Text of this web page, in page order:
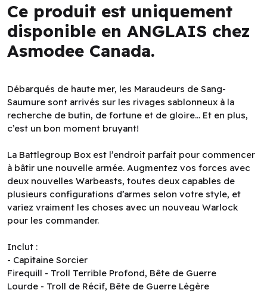
Ce produit est uniquement
disponible en ANGLAIS chez
Asmodee Canada.
Débarqués de haute mer, les Maraudeurs de Sang-
Saumure sont arrivés sur les rivages sablonneux à la
recherche de butin, de fortune et de gloire... Et en plus,
c’est un bon moment bruyant!
La Battlegroup Box est l’endroit parfait pour commencer
à bâtir une nouvelle armée. Augmentez vos forces avec
deux nouvelles Warbeasts, toutes deux capables de
plusieurs configurations d’armes selon votre style, et
variez vraiment les choses avec un nouveau Warlock
pour les commander.
Inclut :
- Capitaine Sorcier
Firequill - Troll Terrible Profond, Bête de Guerre
Lourde - Troll de Récif, Bête de Guerre Légère